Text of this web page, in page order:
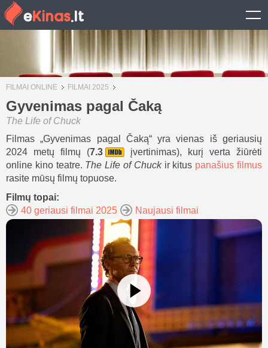
FILMAI ONLINE FILMAI 2025
Gyvenimas pagal Čaką
The Life of Chuck
Filmas „Gyvenimas pagal Čaką“ yra vienas iš geriausių
2024 metų filmų (7.3
įvertinimas), kurį verta žiūrėti
online kino teatre. The Life of Chuckir kitus panašius filmus
rasite mūsų filmų topuose.
Filmų topai:
40 geriausi filmai 2025
Naujausi filmai